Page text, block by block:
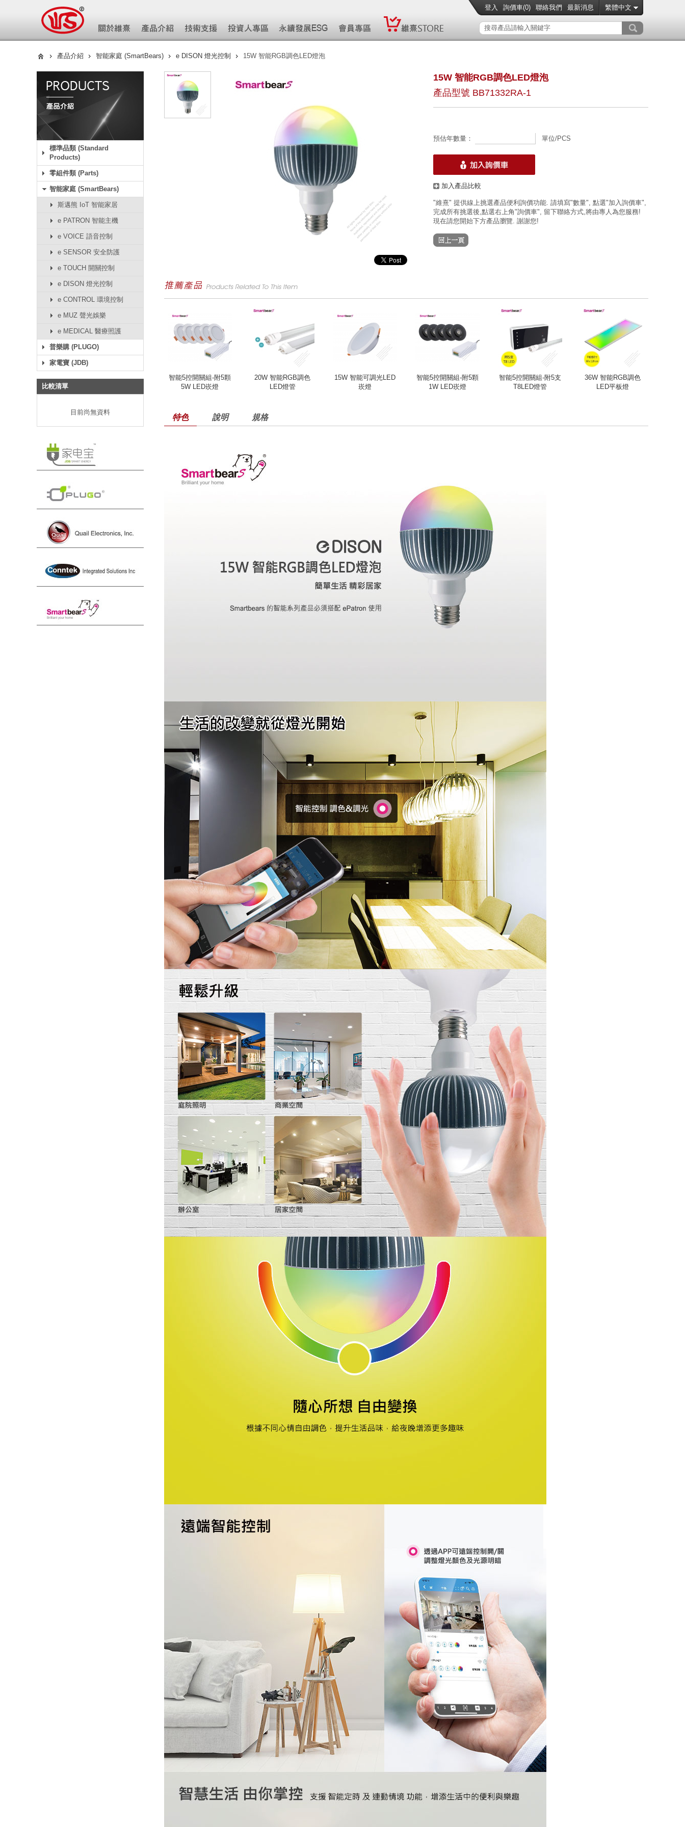
登入 詢價車(0) 聯絡我們 最新消息 繁體中文
產品介紹 智能家庭 (SmartBears) e DISON 燈光控制 15W 智能RGB調色LED燈泡
標準品類 (Standard
Products)
零組件類 (Parts)
智能家庭 (SmartBears)
斯邁熊 IoT 智能家居
e PATRON 智能主機
e VOICE 語音控制
e SENSOR 安全防護
e TOUCH 開關控制
e DISON 燈光控制
e CONTROL 環境控制
e MUZ 聲光娛樂
e MEDICAL 醫療照護
普樂購 (PLUGO)
家電寶 (JDB)
比較清單
目前尚無資料
15W 智能RGB調色LED燈泡
產品型號 BB71332RA-1
預估年數量： 單位/PCS
加入產品比較
"維熹" 提供線上挑選產品便利詢價功能. 請填寫"數量", 點選"加入詢價車",
完成所有挑選後,點選右上角"詢價車", 留下聯絡方式,將由專人為您服務!
現在請您開始下方產品瀏覽. 謝謝您!
智能5控開關組-附5顆
5W LED崁燈
20W 智能RGB調色
LED燈管
15W 智能可調光LED
崁燈
智能5控開關組-附5顆
1W LED崁燈
智能5控開關組-附5支
T8LED燈管
36W 智能RGB調色
LED平板燈
特色 說明 規格